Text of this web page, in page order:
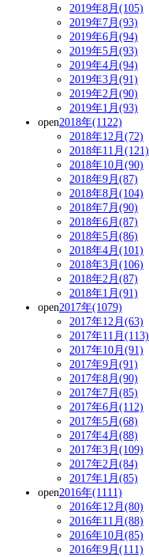
2019年8月(105)
2019年7月(93)
2019年6月(94)
2019年5月(93)
2019年4月(94)
2019年3月(91)
2019年2月(90)
2019年1月(93)
open2018年(1122)
2018年12月(72)
2018年11月(121)
2018年10月(90)
2018年9月(87)
2018年8月(104)
2018年7月(90)
2018年6月(87)
2018年5月(86)
2018年4月(101)
2018年3月(106)
2018年2月(87)
2018年1月(91)
open2017年(1079)
2017年12月(63)
2017年11月(113)
2017年10月(91)
2017年9月(91)
2017年8月(90)
2017年7月(85)
2017年6月(112)
2017年5月(68)
2017年4月(88)
2017年3月(109)
2017年2月(84)
2017年1月(85)
open2016年(1111)
2016年12月(80)
2016年11月(88)
2016年10月(85)
2016年9月(111)